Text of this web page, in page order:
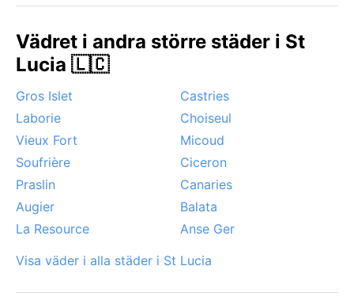
november; då kan häftiga regn och stormbyar
områden. Den karibiska värmen är dock konstant –
inga kyliga nätter, utan bara en omslutande fuktig
upplevelse.
Vädret i andra större städer i St
Lucia 🇱🇨
Gros Islet
Castries
Laborie
Choiseul
Vieux Fort
Micoud
Soufrière
Ciceron
Praslin
Canaries
Augier
Balata
La Resource
Anse Ger
Visa väder i alla städer i St Lucia